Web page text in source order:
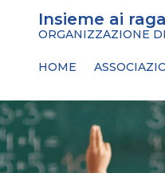
Insieme ai
ORGANIZZAZIONE
HOME